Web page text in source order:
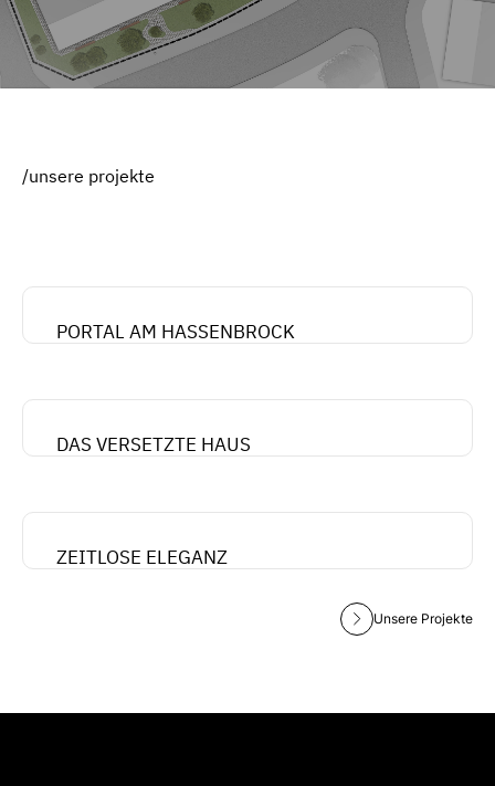
/unsere projekte
PORTAL AM HASSENBROCK
DAS VERSETZTE HAUS
ZEITLOSE ELEGANZ
Unsere Projekte